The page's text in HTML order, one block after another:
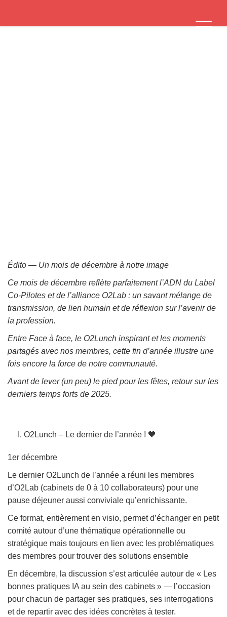
Édito — Un mois de décembre à notre image
Ce mois de décembre reflète parfaitement l’ADN du Label
Co-Pilotes et de l’alliance O2Lab : un savant mélange de
transmission, de lien humain et de réflexion sur l’avenir de
la profession.
Entre Face à face, le O2Lunch inspirant et les moments
partagés avec nos membres, cette fin d’année illustre une
fois encore la force de notre communauté.
Avant de lever (un peu) le pied pour les fêtes, retour sur les
derniers temps forts de 2025.
I. O2Lunch – Le dernier de l’année ! 💙
1er décembre
Le dernier O2Lunch de l’année a réuni les membres
d’O2Lab (cabinets de 0 à 10 collaborateurs) pour une
pause déjeuner aussi conviviale qu’enrichissante.
Ce format, entièrement en visio, permet d’échanger en petit
comité autour d’une thématique opérationnelle ou
stratégique mais toujours en lien avec les problématiques
des membres pour trouver des solutions ensemble
En décembre, la discussion s’est articulée autour de « Les
bonnes pratiques IA au sein des cabinets » — l’occasion
pour chacun de partager ses pratiques, ses interrogations
et de repartir avec des idées concrètes à tester.